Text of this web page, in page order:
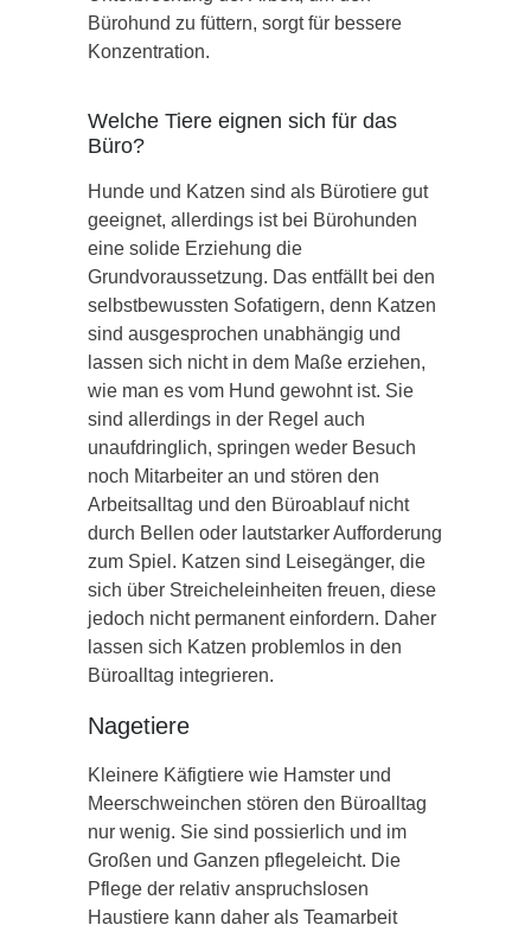
Bürohund zu füttern, sorgt für bessere
Konzentration.
Welche Tiere eignen sich für das
Büro?
Hunde und Katzen sind als Bürotiere gut
geeignet, allerdings ist bei Bürohunden
eine solide Erziehung die
Grundvoraussetzung. Das entfällt bei den
selbstbewussten Sofatigern, denn Katzen
sind ausgesprochen unabhängig und
lassen sich nicht in dem Maße erziehen,
wie man es vom Hund gewohnt ist. Sie
sind allerdings in der Regel auch
unaufdringlich, springen weder Besuch
noch Mitarbeiter an und stören den
Arbeitsalltag und den Büroablauf nicht
durch Bellen oder lautstarker Aufforderung
zum Spiel. Katzen sind Leisegänger, die
sich über Streicheleinheiten freuen, diese
jedoch nicht permanent einfordern. Daher
lassen sich Katzen problemlos in den
Büroalltag integrieren.
Nagetiere
Kleinere Käfigtiere wie Hamster und
Meerschweinchen stören den Büroalltag
nur wenig. Sie sind possierlich und im
Großen und Ganzen pflegeleicht. Die
Pflege der relativ anspruchslosen
Haustiere kann daher als Teamarbeit